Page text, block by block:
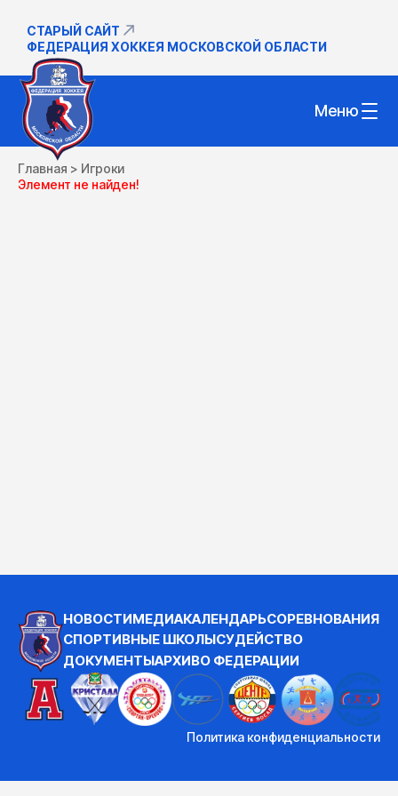
СТАРЫЙ САЙТ
ФЕДЕРАЦИЯ ХОККЕЯ МОСКОВСКОЙ ОБЛАСТИ
Меню
Главная > Игроки
Элемент не найден!
НОВОСТИМЕДИАКАЛЕНДАРЬСОРЕВНОВАНИЯ
СПОРТИВНЫЕ ШКОЛЫСУДЕЙСТВО
ДОКУМЕНТЫАРХИВО ФЕДЕРАЦИИ
Политика конфиденциальности